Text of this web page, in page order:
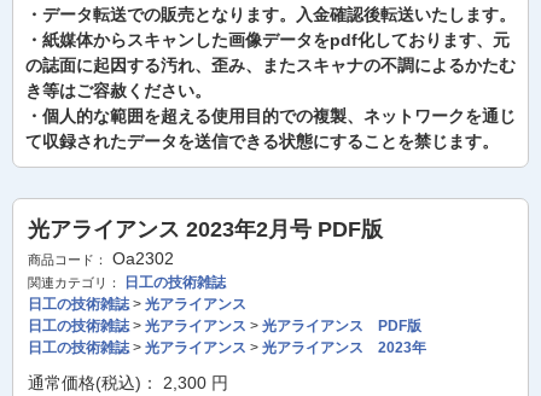
・データ転送での販売となります。入金確認後転送いたします。
・紙媒体からスキャンした画像データをpdf化しております、元
の誌面に起因する汚れ、歪み、またスキャナの不調によるかたむ
き等はご容赦ください。
・個人的な範囲を超える使用目的での複製、ネットワークを通じ
て収録されたデータを送信できる状態にすることを禁じます。
光アライアンス 2023年2月号 PDF版
商品コード： Oa2302
関連カテゴリ：
日工の技術雑誌
日工の技術雑誌> 光アライアンス
日工の技術雑誌> 光アライアンス > 光アライアンス PDF版
日工の技術雑誌> 光アライアンス > 光アライアンス 2023年
通常価格(税込)： 2,300 円